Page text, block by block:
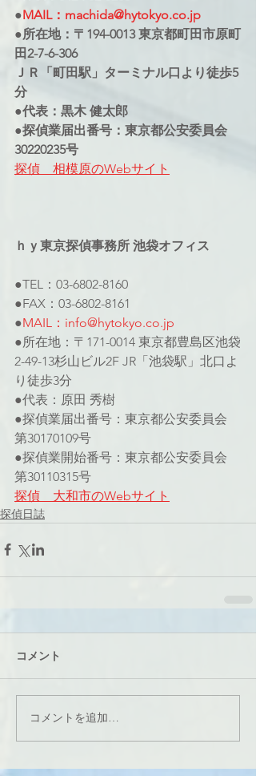
●MAIL：machida@hytokyo.co.jp
●所在地：〒194-0013 東京都町田市原町
田2-7-6-306
ＪＲ「町田駅」ターミナル口より徒歩5
分
●代表：黒木 健太郎
●探偵業届出番号：東京都公安委員会
30220235号
探偵　相模原のWebサイト
ｈｙ東京探偵事務所 池袋オフィス
●TEL：03-6802-8160
●FAX：03-6802-8161
●MAIL：info@hytokyo.co.jp
●所在地：〒171-0014 東京都豊島区池袋
2-49-13杉山ビル2F JR「池袋駅」北口よ
り徒歩3分
●代表：原田 秀樹
●探偵業届出番号：東京都公安委員会
第30170109号
●探偵業開始番号：東京都公安委員会
第30110315号
探偵　大和市のWebサイト
探偵日誌
コメント
コメントを追加…